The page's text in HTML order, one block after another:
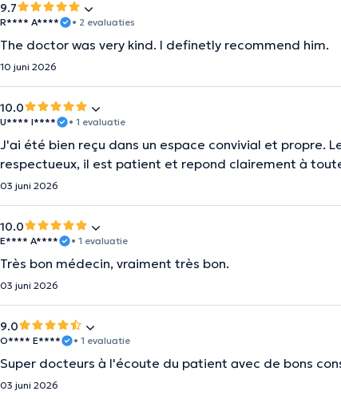
9.7
R**** A**** • 2 evaluaties
The doctor was very kind. I definetly recommend him.
10 juni 2026
10.0
U**** I**** • 1 evaluatie
J'ai été bien reçu dans un espace convivial et propre.
respectueux, il est patient et repond clairement à
03 juni 2026
10.0
E**** A**** • 1 evaluatie
Très bon médecin, vraiment très bon.
03 juni 2026
9.0
O**** E**** • 1 evaluatie
Super docteurs à l'écoute du patient avec de bons
03 juni 2026